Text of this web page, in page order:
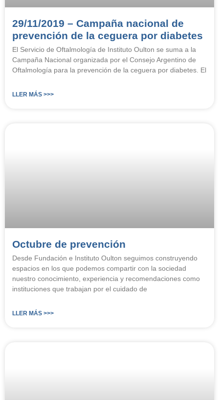
29/11/2019 – Campaña nacional de
prevención de la ceguera por diabetes
El Servicio de Oftalmología de Instituto Oulton se suma a la
Campaña Nacional organizada por el Consejo Argentino de
Oftalmología para la prevención de la ceguera por diabetes. El
LLER MÁS >>>
Octubre de prevención
Desde Fundación e Instituto Oulton seguimos construyendo
espacios en los que podemos compartir con la sociedad
nuestro conocimiento, experiencia y recomendaciones como
instituciones que trabajan por el cuidado de
LLER MÁS >>>